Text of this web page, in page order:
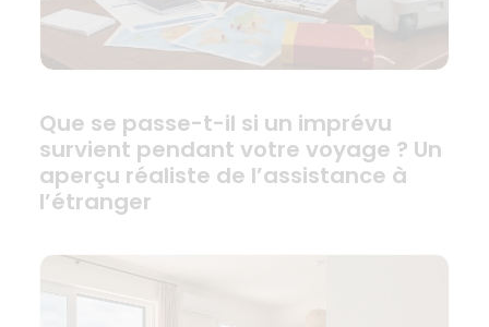
Que se passe-t-il si un imprévu
survient pendant votre voyage ? Un
aperçu réaliste de l’assistance à
l’étranger